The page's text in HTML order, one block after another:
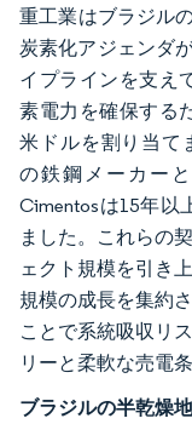
重工業はブラジル
炭素化アジェンダ
イプラインを支え
素電力を確保する
米ドルを割り当て
の鉄鋼メーカーと
Cimentosは15年以
ました。これらの
ェクト規模を引き
規模の成長を集約
ことで系統吸収リ
リーと柔軟な売電
ブラジルの半乾燥